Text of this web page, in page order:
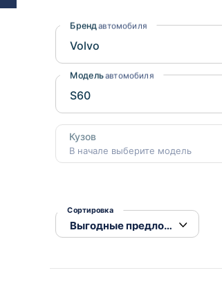
Suzuki
Subaru
Бренд автомобиля
Модельавтомобиля
Кузов
В начале выберите модель
Сортировка